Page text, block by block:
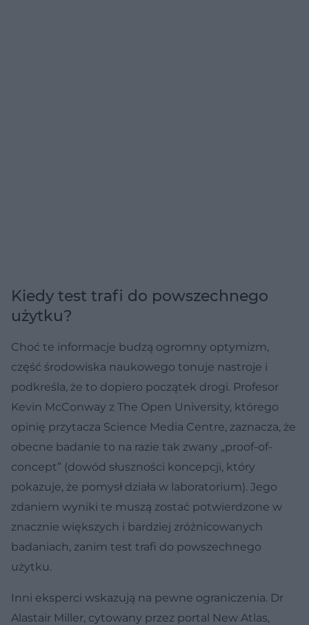
Kiedy test trafi do powszechnego
użytku?
Choć te informacje budzą ogromny optymizm,
część środowiska naukowego tonuje nastroje i
podkreśla, że to dopiero początek drogi. Profesor
Kevin McConway z The Open University, którego
opinię przytacza Science Media Centre, zaznacza, że
obecne badanie to na razie tak zwany „proof-of-
concept” (dowód słuszności koncepcji, który
pokazuje, że pomysł działa w laboratorium). Jego
zdaniem wyniki te muszą zostać potwierdzone w
znacznie większych i bardziej zróżnicowanych
badaniach, zanim test trafi do powszechnego
użytku.
Inni eksperci wskazują na pewne ograniczenia. Dr
Alastair Miller, cytowany przez portal New Atlas,